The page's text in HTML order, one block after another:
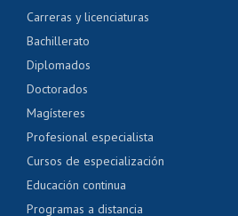
Carreras y licenciaturas
Bachillerato
Diplomados
Doctorados
Magísteres
Profesional especialista
Cursos de especialización
Educación continua
Programas a distancia